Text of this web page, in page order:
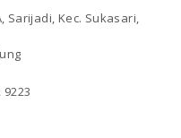
Sarijadi, Kec. Sukasari,
9223